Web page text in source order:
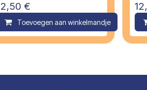
Compare
€
Toevoegen aan winkelmandje